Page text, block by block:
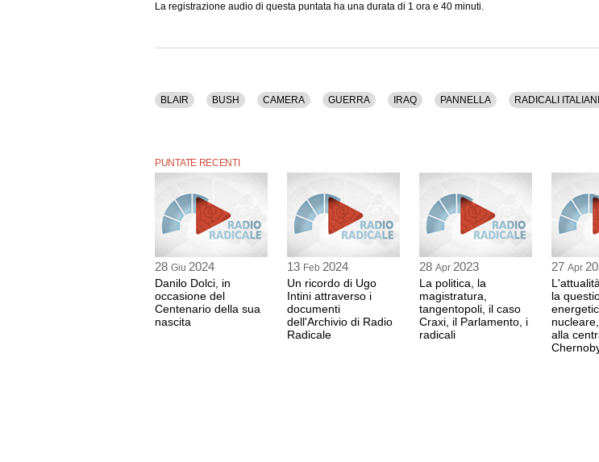
La registrazione audio di questa puntata ha una durata di 1 ora e 40 minuti.
BLAIR BUSH CAMERA GUERRA IRAQ PANNELLA RADICALI ITALIANI
PUNTATE RECENTI
28 Giu 2024
Danilo Dolci, in
occasione del
Centenario della sua
nascita
13 Feb 2024
Un ricordo di Ugo
Intini attraverso i
documenti
dell'Archivio di Radio
Radicale
28 Apr 2023
La politica, la
magistratura,
tangentopoli, il caso
Craxi, il Parlamento, i
radicali
27 Apr
la
alla